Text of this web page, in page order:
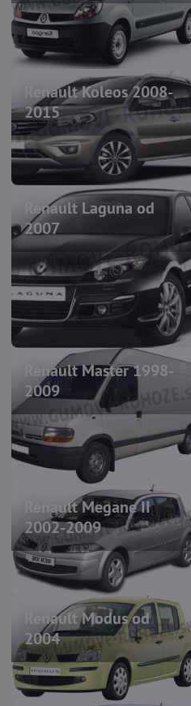
Renault Koleos 2008-
2015
Renault Laguna od
2007
Renault Master 1998-
2009
Renault Megane II
2002-2009
Renault Modus od
2004